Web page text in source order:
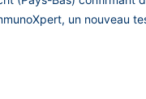
un nouveau